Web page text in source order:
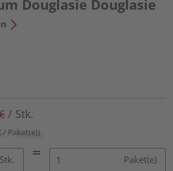
Douglasie Douglasie
/ Stk.
/ Paket(e))
Stk. Paket(e)